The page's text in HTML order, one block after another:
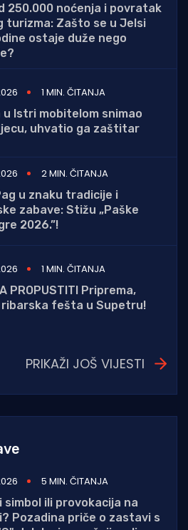
250.000 noćenja i povratak
turizma: Zašto se u Jelsi
ostaje duže nego
1 MIN. ČITANJA
u Istri mobitelom snimao
uhvatio ga zaštitar
2 MIN. ČITANJA
u znaku tradicije i
zabave: Stižu „Paške
2026.”!
1 MIN. ČITANJA
PROPUSTITI Priprema,
ribarska fešta u Supetru!
PRIKAŽI JOŠ VIJESTI
5 MIN. ČITANJA
simbol ili provokacija na
Pozadina priče o zastavi s